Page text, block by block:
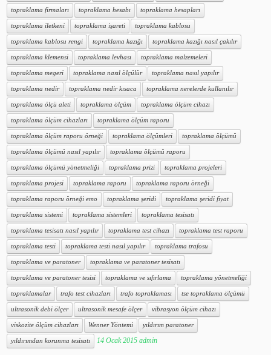
topraklama firmaları topraklama hesabı topraklama hesapları
topraklama iletkeni topraklama işareti topraklama kablosu
topraklama kablosu rengi topraklama kazığı topraklama kazığı nasıl çakılır
topraklama klemensi topraklama levhası topraklama malzemeleri
topraklama megeri topraklama nasıl ölçülür topraklama nasıl yapılır
topraklama nedir topraklama nedir kısaca topraklama nerelerde kullanılır
topraklama ölçü aleti topraklama ölçüm topraklama ölçüm cihazı
topraklama ölçüm cihazları topraklama ölçüm raporu
topraklama ölçüm raporu örneği topraklama ölçümleri topraklama ölçümü
topraklama ölçümü nasıl yapılır topraklama ölçümü raporu
topraklama ölçümü yönetmeliği topraklama prizi topraklama projeleri
topraklama projesi topraklama raporu topraklama raporu örneği
topraklama raporu örneği emo topraklama şeridi topraklama şeridi fiyat
topraklama sistemi topraklama sistemleri topraklama tesisatı
topraklama tesisatı nasıl yapılır topraklama test cihazı topraklama test raporu
topraklama testi topraklama testi nasıl yapılır topraklama trafosu
topraklama ve paratoner topraklama ve paratoner tesisatı
topraklama ve paratoner tesisi topraklama ve sıfırlama topraklama yönetmeliği
topraklamalar trafo test cihazları trafo topraklaması tse topraklama ölçümü
ultrasonik debi ölçer ultrasonik mesafe ölçer vibrasyon ölçüm cihazı
viskozite ölçüm cihazları Wenner Yöntemi yıldırım paratoner
yıldırımdan korunma tesisatı 14 Ocak 2015 admin